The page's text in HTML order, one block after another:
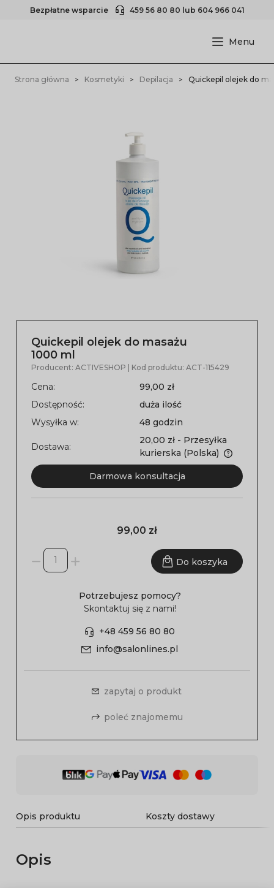
Bezpłatne wsparcie 459 56 80 80 lub 604 966 041
Strona główna Kosmetyki Depilacja Quickepil olejek do
Quickepil olejek do masażu
1000 ml
Producent: ACTIVESHOP | Kod produktu: ACT-115429
Cena:
99,00 zł
Dostępność:
duża ilość
Wysyłka w:
48 godzin
Dostawa:
20,00 zł - Przesyłka
kurierska (Polska)
Darmowa konsultacja
99,00 zł
Do koszyka
Potrzebujesz pomocy?
Skontaktuj się z nami!
+48 459 56 80 80
info@salonlines.pl
zapytaj o produkt
poleć znajomemu
Opis produktu Koszty dostawy
Opis